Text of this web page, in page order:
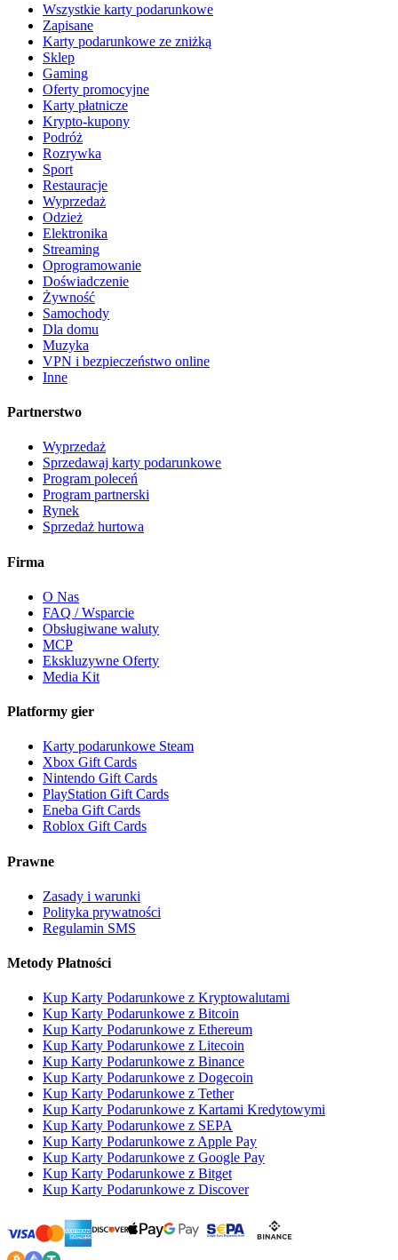
Wszystkie karty podarunkowe
Zapisane
Karty podarunkowe ze zniżką
Sklep
Gaming
Oferty promocyjne
Karty płatnicze
Krypto-kupony
Podróż
Rozrywka
Sport
Restauracje
Wyprzedaż
Odzież
Elektronika
Streaming
Oprogramowanie
Doświadczenie
Żywność
Samochody
Dla domu
Muzyka
VPN i bezpieczeństwo online
Inne
Partnerstwo
Wyprzedaż
Sprzedawaj karty podarunkowe
Program poleceń
Program partnerski
Rynek
Sprzedaż hurtowa
Firma
O Nas
FAQ / Wsparcie
Obsługiwane waluty
MCP
Ekskluzywne Oferty
Media Kit
Platformy gier
Karty podarunkowe Steam
Xbox Gift Cards
Nintendo Gift Cards
PlayStation Gift Cards
Eneba Gift Cards
Roblox Gift Cards
Prawne
Zasady i warunki
Polityka prywatności
Regulamin SMS
Metody Płatności
Kup Karty Podarunkowe z Kryptowalutami
Kup Karty Podarunkowe z Bitcoin
Kup Karty Podarunkowe z Ethereum
Kup Karty Podarunkowe z Litecoin
Kup Karty Podarunkowe z Binance
Kup Karty Podarunkowe z Dogecoin
Kup Karty Podarunkowe z Tether
Kup Karty Podarunkowe z Kartami Kredytowymi
Kup Karty Podarunkowe z SEPA
Kup Karty Podarunkowe z Apple Pay
Kup Karty Podarunkowe z Google Pay
Kup Karty Podarunkowe z Bitget
Kup Karty Podarunkowe z Discover